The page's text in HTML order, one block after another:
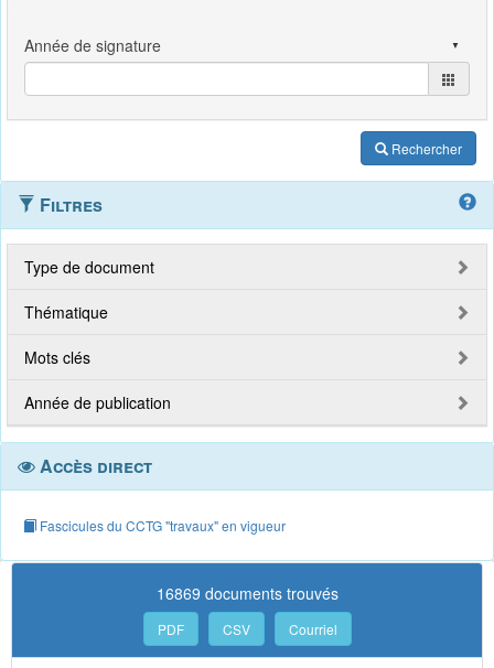
Rechercher
Filtres
Type de document
Thématique
Mots clés
Année de publication
Accès direct
Fascicules du CCTG "travaux" en vigueur
16869 documents trouvés
PDF CSV Courriel